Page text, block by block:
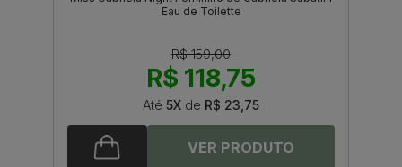
Eau de Toilette
R$ 159,00
R$ 118,75
Até 5X de R$ 23,75